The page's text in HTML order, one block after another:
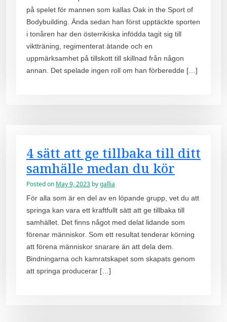
på spelet för mannen som kallas Oak in the Sport of
Bodybuilding. Ända sedan han först upptäckte sporten
i tonåren har den österrikiska infödda tagit sig till
viktträning, regimenterat ätande och en
uppmärksamhet på tillskott till skillnad från någon
annan. Det spelade ingen roll om han förberedde […]
4 sätt att ge tillbaka till ditt
samhälle medan du kör
Posted on May 9, 2023 bygallia
För alla som är en del av en löpande grupp, vet du att
springa kan vara ett kraftfullt sätt att ge tillbaka till
samhället. Det finns något med delat lidande som
förenar människor. Som ett resultat tenderar körning
att förena människor snarare än att dela dem.
Bindningarna och kamratskapet som skapats genom
att springa producerar […]